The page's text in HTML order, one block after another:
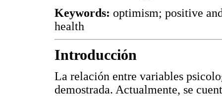
Keywords: optimism; positive
health
Introducción
La relación entre variables
demostrada. Actualmente, se